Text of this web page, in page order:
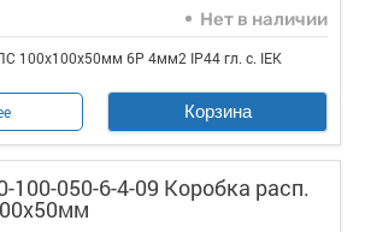
Нет в наличии
100х100х50мм 6P 4мм2 IP44 гл. с. IEK
Корзина
100-050-6-4-09 Коробка расп.